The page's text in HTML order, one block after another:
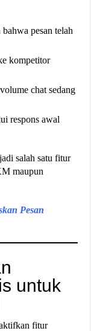
pesan telah
kompetitor
chat sedang
respons awal
salah satu fitur
maupun
Pesan
untuk
fitur